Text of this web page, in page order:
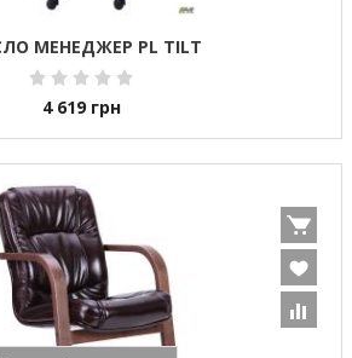
МЕНЕДЖЕР PL TILT
4 619 грн